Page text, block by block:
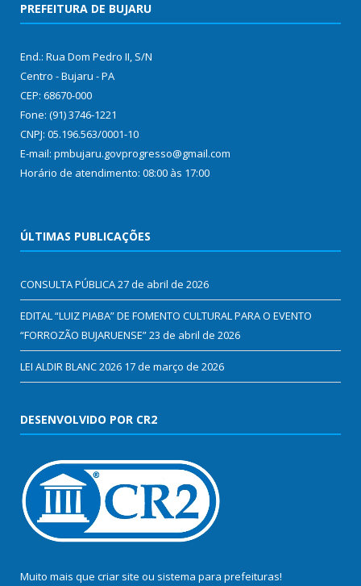
PREFEITURA DE BUJARU
End.: Rua Dom Pedro II, S/N
Centro - Bujaru - PA
CEP: 68670-000
Fone: (91) 3746-1221
CNPJ: 05.196.563/0001-10
E-mail: pmbujaru.govprogresso@gmail.com
Horário de atendimento: 08:00 às 17:00
ÚLTIMAS PUBLICAÇÕES
CONSULTA PÚBLICA27 de abril de 2026
EDITAL “LUIZ PIABA” DE FOMENTO CULTURAL PARA O EVENTO
“FORROZÃO BUJARUENSE”23 de abril de 2026
LEI ALDIR BLANC 2026 17 de março de 2026
DESENVOLVIDO POR CR2
Muito mais que criar site ou sistema para prefeituras!